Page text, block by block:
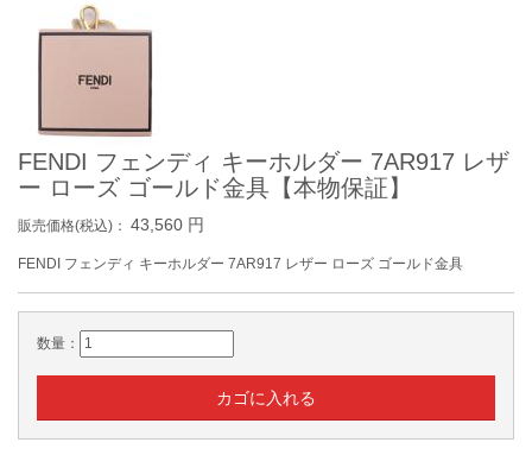
FENDI フェンディ キーホルダー 7AR917 レザ
ー ローズ ゴールド金具【本物保証】
販売価格(税込)： 43,560 円
FENDI フェンディ キーホルダー 7AR917 レザー ローズ ゴールド金具
数量：